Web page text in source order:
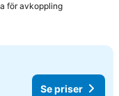
för avkopplingSe priser
Se priser